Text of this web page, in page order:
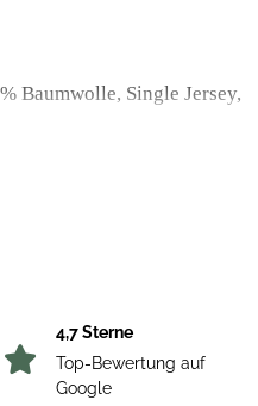
Baumwolle, Single Jersey,
4,7 Sterne
Top-Bewertung auf
Google